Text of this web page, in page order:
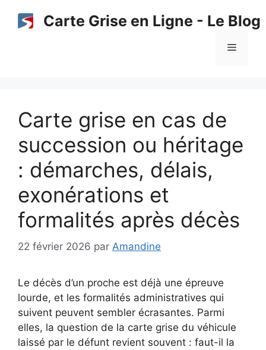
Carte Grise en Ligne - Le Blog
Menu
Carte grise en cas de
succession ou héritage
: démarches, délais,
exonérations et
formalités après décès
22 février 2026 par Amandine
Le décès d’un proche est déjà une épreuve
lourde, et les formalités administratives qui
suivent peuvent sembler écrasantes. Parmi
elles, la question de la carte grise du véhicule
laissé par le défunt revient souvent : faut-il la